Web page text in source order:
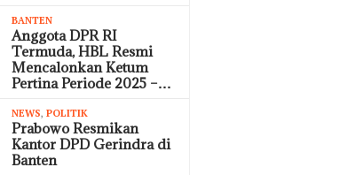
BANTEN
Anggota DPR RI
Termuda, HBL Resmi
Mencalonkan Ketum
Pertina Periode 2025 –…
NEWS,POLITIK
Prabowo Resmikan
Kantor DPD Gerindra di
Banten